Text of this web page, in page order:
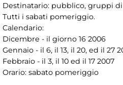
Destinatario: pubblico, gruppi
Tutti i sabati pomeriggio.
Calendario:
Dicembre - il giorno 16 2006
Gennaio - il 6, il 13, il 20, ed il 27
Febbraio - il 3, il 10 ed il 17 2007
Orario: sabato pomeriggio